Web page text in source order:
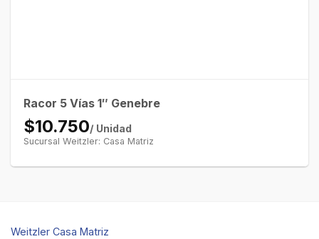
Racor 5 Vías 1″ Genebre
$10.750/ Unidad
Sucursal Weitzler: Casa Matriz
Weitzler Casa Matriz